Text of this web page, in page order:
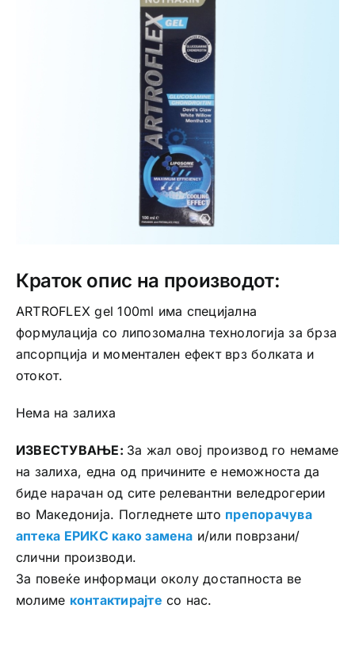
Медицински апрати
Краток опис на производот:
ARTROFLEX gel 100ml има специјална
формулација со липозомална технологија за брза
апсорпција и моментален ефект врз болката и
отокот.
Нема на залиха
ИЗВЕСТУВАЊЕ: За жал овој производ го немаме
на залиха, една од причините е неможноста да
биде нарачан од сите релевантни веледрогерии
во Македонија. Погледнете што препорачува
аптека ЕРИКС како замена и/или поврзани/
слични производи.
За повеќе информаци околу достапноста ве
молиме контактирајте со нас.